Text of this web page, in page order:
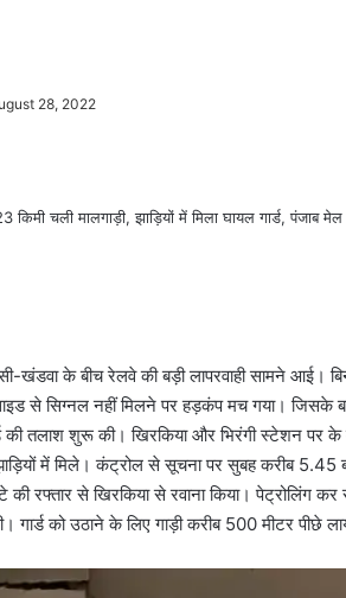
28, 2022
खंडवा के बीच रेलवे की बड़ी लापरवाही सामने आई।
से सिग्नल नहीं मिलने पर हड़कंप मच गया। जिसके
की तलाश शुरू की। खिरकिया और भिरंगी स्टेशन पर
में मिले। कंट्रोल से सूचना पर सुबह करीब 5.45
की रफ्तार से खिरकिया से रवाना किया। पेट्रोलिंग
को उठाने के लिए गाड़ी करीब 500 मीटर पीछे